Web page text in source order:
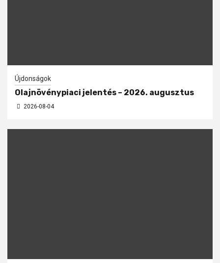
Újdonságok
Olajnövénypiaci jelentés – 2026. augusztus
2026-08-04